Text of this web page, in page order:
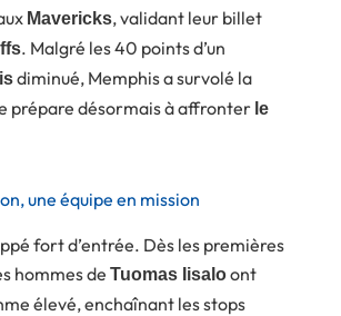
Mavericks, validant leur billet
. Malgré les 40 points d’un
diminué, Memphis a survolé la
prépare désormais à affronter le
une équipe en mission
fort d’entrée. Dès les premières
hommes de Tuomas Iisaloont
élevé, enchaînant les stops